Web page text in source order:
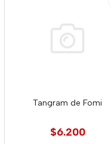
Tangram de Fomi
$6.200